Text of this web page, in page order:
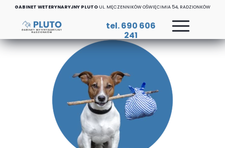
tel. 690 606
241
GABINET WETERYNARYJNY PLUTO UL. MĘCZENNIKÓW OŚWIĘCIMIA 54, RADZIONKÓW